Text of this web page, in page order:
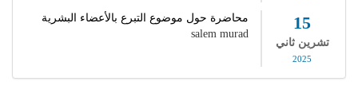
15
تشرين ثاني
2025
محاضرة حول موضوع التبرع بالأعضاء البشرية
salem murad